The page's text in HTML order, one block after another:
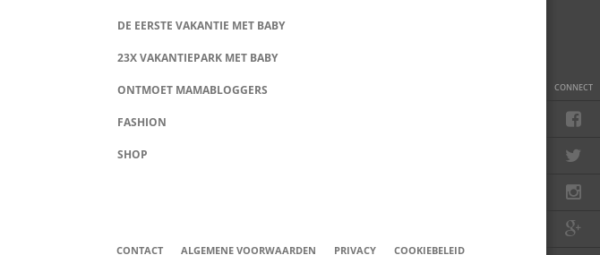
CONNECT
DE EERSTE VAKANTIE MET BABY
23X VAKANTIEPARK MET BABY
ONTMOET MAMABLOGGERS
FASHION
SHOP
CONTACT ALGEMENE VOORWAARDEN PRIVACY COOKIEBELEID